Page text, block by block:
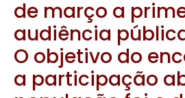
de março a
audiência
O objetivo do
a participação